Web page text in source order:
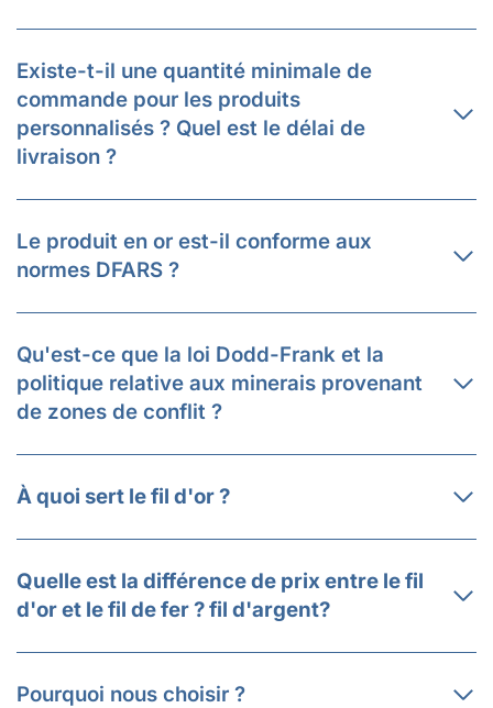
Existe-t-il une quantité minimale de
commande pour les produits
personnalisés ? Quel est le délai de
livraison ?
Le produit en or est-il conforme aux
normes DFARS ?
Qu'est-ce que la loi Dodd-Frank et la
politique relative aux minerais provenant
de zones de conflit ?
À quoi sert le fil d'or ?
Quelle est la différence de prix entre le fil
d'or et le fil de fer ?fil d'argent?
Pourquoi nous choisir ?